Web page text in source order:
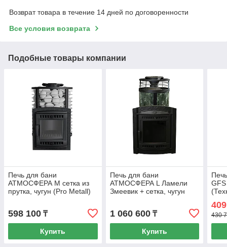
Возврат товара в течение 14 дней по договоренности
Все условия возврата
Подобные товары компании
Печь для бани
АТМОСФЕРА М сетка из
прутка, чугун (Pro Metall)
598 100 ₸
Купить
Печь для бани
АТМОСФЕРА L Ламели
Змеевик + сетка, чугун
1 060 600₸
Купить
430